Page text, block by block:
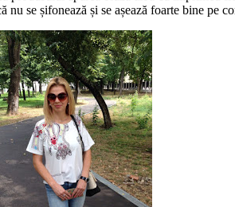
se șifonează și se așează foarte bine pe